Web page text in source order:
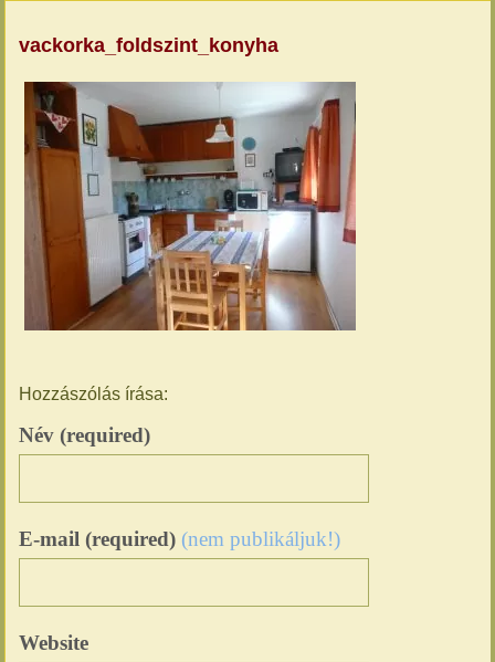
vackorka_foldszint_konyha
Hozzászólás írása:
Név (required)
E-mail (required) (nem publikáljuk!)
Website